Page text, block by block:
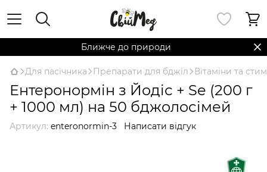
Ближче до природи
Для пасічника Препарати для бджіл Вітаміни та
Ентеронормін з Йодіс + Se (200 г
+ 1000 мл) на 50 бджолосімей
Артикул: enteronormin-3 Написати відгук